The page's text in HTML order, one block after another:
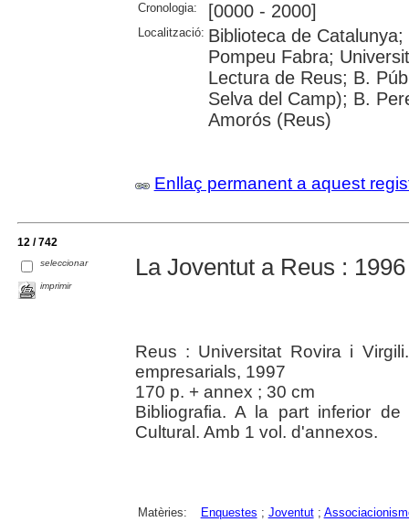
Cronologia: [0000 - 2000]
Localització: Biblioteca de
Pompeu Fabra;
Lectura de Reus; B.
Selva del Camp); B.
Amorós (Reus)
Enllaç permanent a aquest
12 / 742
seleccionar
imprimir
La Joventut a Reus : 1996
Reus : Universitat Rovira i
empresarials, 1997
170 p. + annex ; 30 cm
Bibliografia. A la part inferior
Cultural. Amb 1 vol. d'annexos.
Matèries: Enquestes ; Joventut;